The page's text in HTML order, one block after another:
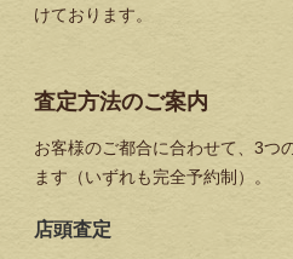
けております。
査定方法のご案内
お客様のご都合に合わせて、3つ
ます（いずれも完全予約制）。
店頭査定